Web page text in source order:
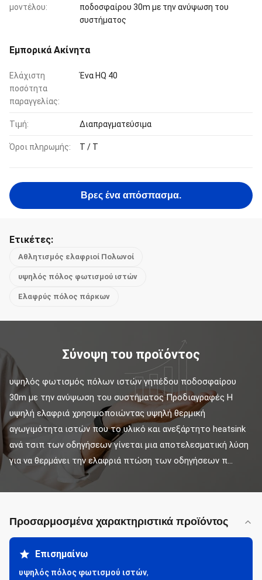
μοντέλου:
ποδοσφαίρου 30m με την ανύψωση του
συστήματος
Εμπορικά Ακίνητα
Ελάχιστη
ποσότητα
παραγγελίας:
Ένα HQ 40
Τιμή: Διαπραγματεύσιμα
Όροι πληρωμής: T / T
Βρες ένα απόσπασμα.
Ετικέτες:
Αθλητισμός ελαφριοί Πολωνοί
υψηλός πόλος φωτισμού ιστών
Ελαφρύς πόλος πάρκων
Σύνοψη του προϊόντος
υψηλός φωτισμός πόλων ιστών γηπέδου ποδοσφαίρου
30m με την ανύψωση του συστήματος Προδιαγραφές Η
υψηλή ελαφριά χρησιμοποιώντας υψηλή θερμική
αγωγιμότητα ιστών που το υλικό και ανεξάρτητο heatsink
ανά τσιπ των οδηγήσεων γίνεται μια αποτελεσματική λύση
για να θερμάνει την ελαφριά πτώση των οδηγήσεων π...
Προσαρμοσμένα χαρακτηριστικά προϊόντος
Επισημαίνω
υψηλός πόλος φωτισμού ιστών,